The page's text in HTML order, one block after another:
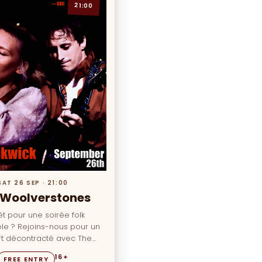
21:00
26 SEP · 21:00
pour une soirée folk
? Rejoins-nous pour un
décontracté avec The
! Laisse-toi emporter
FREE ENTRY 16+